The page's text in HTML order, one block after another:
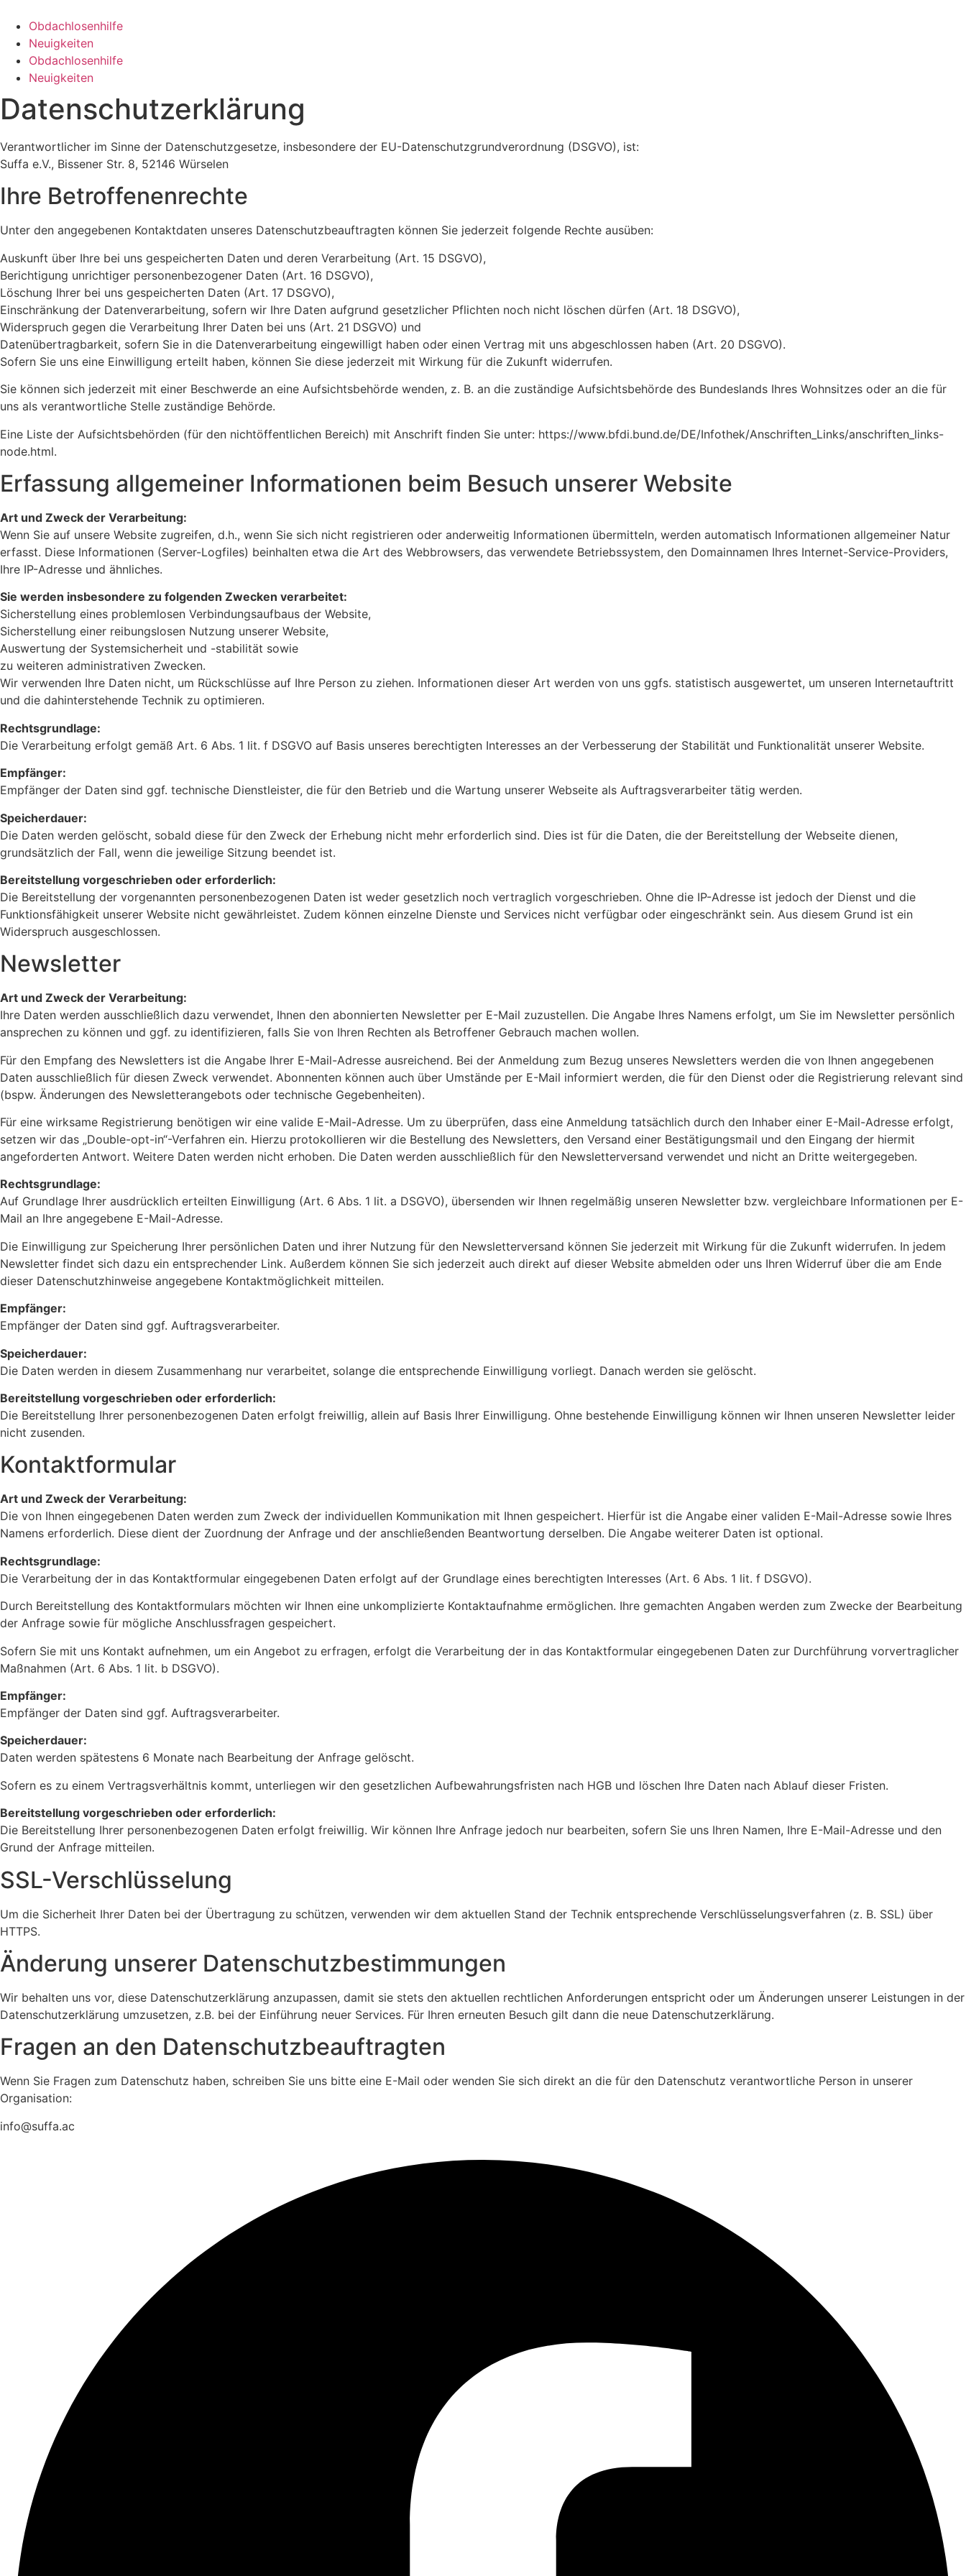
Inhalt
wechseln
Obdachlosenhilfe
Neuigkeiten
Obdachlosenhilfe
Neuigkeiten
Datenschutzerklärung
Verantwortlicher im Sinne der Datenschutzgesetze, insbesondere der EU-Datenschutzgrundverordnung (DSGVO), ist:
Suffa e.V., Bissener Str. 8, 52146 Würselen
Ihre Betroffenenrechte
Unter den angegebenen Kontaktdaten unseres Datenschutzbeauftragten können Sie jederzeit folgende Rechte ausüben:
Auskunft über Ihre bei uns gespeicherten Daten und deren Verarbeitung (Art. 15 DSGVO),
Berichtigung unrichtiger personenbezogener Daten (Art. 16 DSGVO),
Löschung Ihrer bei uns gespeicherten Daten (Art. 17 DSGVO),
Einschränkung der Datenverarbeitung, sofern wir Ihre Daten aufgrund gesetzlicher Pflichten noch nicht löschen dürfen (Art. 18 DSGVO),
Widerspruch gegen die Verarbeitung Ihrer Daten bei uns (Art. 21 DSGVO) und
Datenübertragbarkeit, sofern Sie in die Datenverarbeitung eingewilligt haben oder einen Vertrag mit uns abgeschlossen haben (Art. 20 DSGVO).
Sofern Sie uns eine Einwilligung erteilt haben, können Sie diese jederzeit mit Wirkung für die Zukunft widerrufen.
Sie können sich jederzeit mit einer Beschwerde an eine Aufsichtsbehörde wenden, z. B. an die zuständige Aufsichtsbehörde des Bundeslands Ihres Wohnsitzes oder an die für
uns als verantwortliche Stelle zuständige Behörde.
Eine Liste der Aufsichtsbehörden (für den nichtöffentlichen Bereich) mit Anschrift finden Sie unter: https://www.bfdi.bund.de/DE/Infothek/Anschriften_Links/anschriften_links-
node.html.
Erfassung allgemeiner Informationen beim Besuch unserer Website
Art und Zweck der Verarbeitung:
Wenn Sie auf unsere Website zugreifen, d.h., wenn Sie sich nicht registrieren oder anderweitig Informationen übermitteln, werden automatisch Informationen allgemeiner Natur
erfasst. Diese Informationen (Server-Logfiles) beinhalten etwa die Art des Webbrowsers, das verwendete Betriebssystem, den Domainnamen Ihres Internet-Service-Providers,
Ihre IP-Adresse und ähnliches.
Sie werden insbesondere zu folgenden Zwecken verarbeitet:
Sicherstellung eines problemlosen Verbindungsaufbaus der Website,
Sicherstellung einer reibungslosen Nutzung unserer Website,
Auswertung der Systemsicherheit und -stabilität sowie
zu weiteren administrativen Zwecken.
Wir verwenden Ihre Daten nicht, um Rückschlüsse auf Ihre Person zu ziehen. Informationen dieser Art werden von uns ggfs. statistisch ausgewertet, um unseren Internetauftritt
und die dahinterstehende Technik zu optimieren.
Rechtsgrundlage:
Die Verarbeitung erfolgt gemäß Art. 6 Abs. 1 lit. f DSGVO auf Basis unseres berechtigten Interesses an der Verbesserung der Stabilität und Funktionalität unserer Website.
Empfänger:
Empfänger der Daten sind ggf. technische Dienstleister, die für den Betrieb und die Wartung unserer Webseite als Auftragsverarbeiter tätig werden.
Speicherdauer:
Die Daten werden gelöscht, sobald diese für den Zweck der Erhebung nicht mehr erforderlich sind. Dies ist für die Daten, die der Bereitstellung der Webseite dienen,
grundsätzlich der Fall, wenn die jeweilige Sitzung beendet ist.
Bereitstellung vorgeschrieben oder erforderlich:
Die Bereitstellung der vorgenannten personenbezogenen Daten ist weder gesetzlich noch vertraglich vorgeschrieben. Ohne die IP-Adresse ist jedoch der Dienst und die
Funktionsfähigkeit unserer Website nicht gewährleistet. Zudem können einzelne Dienste und Services nicht verfügbar oder eingeschränkt sein. Aus diesem Grund ist ein
Widerspruch ausgeschlossen.
Newsletter
Art und Zweck der Verarbeitung:
Ihre Daten werden ausschließlich dazu verwendet, Ihnen den abonnierten Newsletter per E-Mail zuzustellen. Die Angabe Ihres Namens erfolgt, um Sie im Newsletter persönlich
ansprechen zu können und ggf. zu identifizieren, falls Sie von Ihren Rechten als Betroffener Gebrauch machen wollen.
Für den Empfang des Newsletters ist die Angabe Ihrer E-Mail-Adresse ausreichend. Bei der Anmeldung zum Bezug unseres Newsletters werden die von Ihnen angegebenen
Daten ausschließlich für diesen Zweck verwendet. Abonnenten können auch über Umstände per E-Mail informiert werden, die für den Dienst oder die Registrierung relevant sind
(bspw. Änderungen des Newsletterangebots oder technische Gegebenheiten).
Für eine wirksame Registrierung benötigen wir eine valide E-Mail-Adresse. Um zu überprüfen, dass eine Anmeldung tatsächlich durch den Inhaber einer E-Mail-Adresse erfolgt,
setzen wir das „Double-opt-in“-Verfahren ein. Hierzu protokollieren wir die Bestellung des Newsletters, den Versand einer Bestätigungsmail und den Eingang der hiermit
angeforderten Antwort. Weitere Daten werden nicht erhoben. Die Daten werden ausschließlich für den Newsletterversand verwendet und nicht an Dritte weitergegeben.
Rechtsgrundlage:
Auf Grundlage Ihrer ausdrücklich erteilten Einwilligung (Art. 6 Abs. 1 lit. a DSGVO), übersenden wir Ihnen regelmäßig unseren Newsletter bzw. vergleichbare Informationen per E-
Mail an Ihre angegebene E-Mail-Adresse.
Die Einwilligung zur Speicherung Ihrer persönlichen Daten und ihrer Nutzung für den Newsletterversand können Sie jederzeit mit Wirkung für die Zukunft widerrufen. In jedem
Newsletter findet sich dazu ein entsprechender Link. Außerdem können Sie sich jederzeit auch direkt auf dieser Website abmelden oder uns Ihren Widerruf über die am Ende
dieser Datenschutzhinweise angegebene Kontaktmöglichkeit mitteilen.
Empfänger:
Empfänger der Daten sind ggf. Auftragsverarbeiter.
Speicherdauer:
Die Daten werden in diesem Zusammenhang nur verarbeitet, solange die entsprechende Einwilligung vorliegt. Danach werden sie gelöscht.
Bereitstellung vorgeschrieben oder erforderlich:
Die Bereitstellung Ihrer personenbezogenen Daten erfolgt freiwillig, allein auf Basis Ihrer Einwilligung. Ohne bestehende Einwilligung können wir Ihnen unseren Newsletter leider
nicht zusenden.
Kontaktformular
Art und Zweck der Verarbeitung:
Die von Ihnen eingegebenen Daten werden zum Zweck der individuellen Kommunikation mit Ihnen gespeichert. Hierfür ist die Angabe einer validen E-Mail-Adresse sowie Ihres
Namens erforderlich. Diese dient der Zuordnung der Anfrage und der anschließenden Beantwortung derselben. Die Angabe weiterer Daten ist optional.
Rechtsgrundlage:
Die Verarbeitung der in das Kontaktformular eingegebenen Daten erfolgt auf der Grundlage eines berechtigten Interesses (Art. 6 Abs. 1 lit. f DSGVO).
Durch Bereitstellung des Kontaktformulars möchten wir Ihnen eine unkomplizierte Kontaktaufnahme ermöglichen. Ihre gemachten Angaben werden zum Zwecke der Bearbeitung
der Anfrage sowie für mögliche Anschlussfragen gespeichert.
Sofern Sie mit uns Kontakt aufnehmen, um ein Angebot zu erfragen, erfolgt die Verarbeitung der in das Kontaktformular eingegebenen Daten zur Durchführung vorvertraglicher
Maßnahmen (Art. 6 Abs. 1 lit. b DSGVO).
Empfänger:
Empfänger der Daten sind ggf. Auftragsverarbeiter.
Speicherdauer:
Daten werden spätestens 6 Monate nach Bearbeitung der Anfrage gelöscht.
Sofern es zu einem Vertragsverhältnis kommt, unterliegen wir den gesetzlichen Aufbewahrungsfristen nach HGB und löschen Ihre Daten nach Ablauf dieser Fristen.
Bereitstellung vorgeschrieben oder erforderlich:
Die Bereitstellung Ihrer personenbezogenen Daten erfolgt freiwillig. Wir können Ihre Anfrage jedoch nur bearbeiten, sofern Sie uns Ihren Namen, Ihre E-Mail-Adresse und den
Grund der Anfrage mitteilen.
SSL-Verschlüsselung
Um die Sicherheit Ihrer Daten bei der Übertragung zu schützen, verwenden wir dem aktuellen Stand der Technik entsprechende Verschlüsselungsverfahren (z. B. SSL) über
HTTPS.
Änderung unserer Datenschutzbestimmungen
Wir behalten uns vor, diese Datenschutzerklärung anzupassen, damit sie stets den aktuellen rechtlichen Anforderungen entspricht oder um Änderungen unserer Leistungen in der
Datenschutzerklärung umzusetzen, z.B. bei der Einführung neuer Services. Für Ihren erneuten Besuch gilt dann die neue Datenschutzerklärung.
Fragen an den Datenschutzbeauftragten
Wenn Sie Fragen zum Datenschutz haben, schreiben Sie uns bitte eine E-Mail oder wenden Sie sich direkt an die für den Datenschutz verantwortliche Person in unserer
Organisation:
info@suffa.ac